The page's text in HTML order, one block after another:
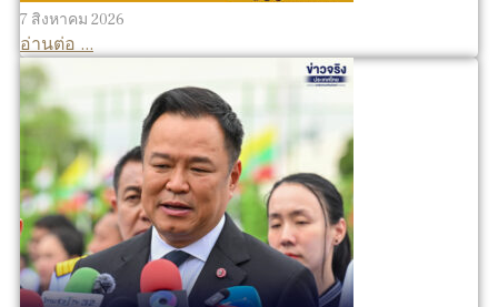
7 สิงหาคม 2026
อ่านต่อ ...